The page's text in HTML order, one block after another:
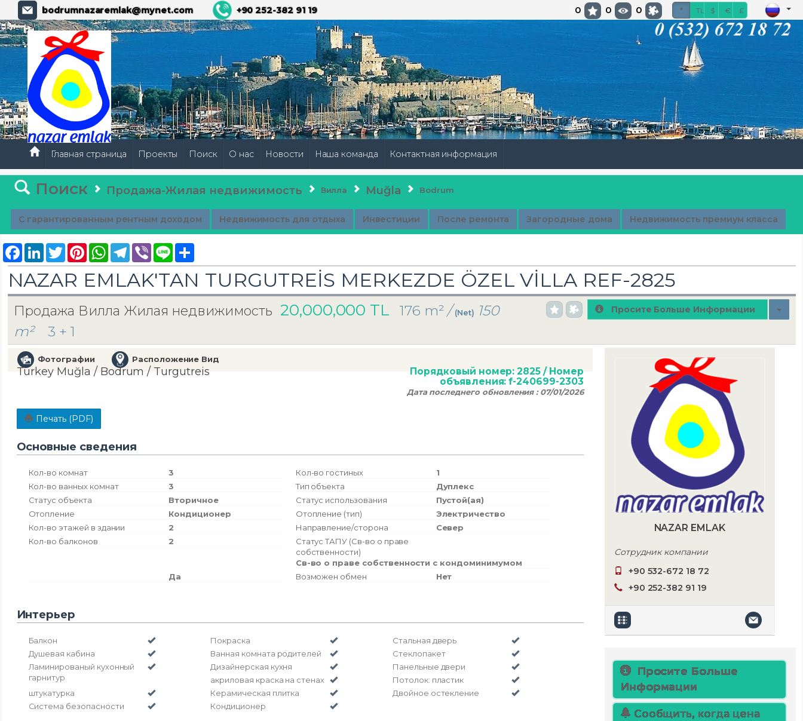
bodrumnazaremlak@mynet.com +90 252-382 91 19 0 0 0 * TL $ € £
Главная страница Проекты Поиск О нас Новости Наша команда Контактная информация
Поиск Продажа-Жилая недвижимость Вилла Muğla Bodrum
С гарантированным рентным доходом Недвижимость для отдыха Инвестиции После ремонта Загородные дома Недвижимость премиум класса
Facebook
LinkedInTwitterPinterestWhatsAppTelegram
Viber Line Share
NAZAR EMLAK'TAN TURGUTREİS MERKEZDE ÖZEL VİLLA REF-2825
Продажа Вилла Жилая недвижимость 20,000,000 TL 176 m²/(Net)
150
m²
3 + 1
Просите Больше Информации
Фотографии Расположение Вид
Turkey Muğla / Bodrum / Turgutreis Порядковый номер:2825 / Номер
объявления:f-240699-2303
Дата последнего обновления :07/01/2026
Печать (PDF)
Основные сведения
Кол-во комнат 3 Кол-во гостиных
1
Кол-во ванных комнат
3 Тип объекта
Дуплекс
Статус объекта
Вторичное Статус использования
Пустой(ая)
Отопление
Кондиционер Отопление (тип)
Электричество
Кол-во этажей в здании
2 Направление/сторона
Север
Кол-во балконов
2
Статус ТАПУ (Св-во о праве
собственности)
Св-во о праве собственности с кондоминимумом
Да
Возможен обмен Нет
Интерьер
Балкон Покраска
Стальная дверь
Душевая кабина
Ванная комната родителей
Стеклопакет
Ламинированый кухонный
гарнитур
Дизайнерская кухня
Панельные двери
акриловая краска на стенах
Потолок: пластик
штукатурка
Керамическая плитка
Двойное остекление
Система безопасности
Кондиционер
NAZAR EMLAK
Сотрудник компании
+90 532-672 18 72
+90 252-382 91 19
Просите Больше
Информации
Сообщить, когда цена